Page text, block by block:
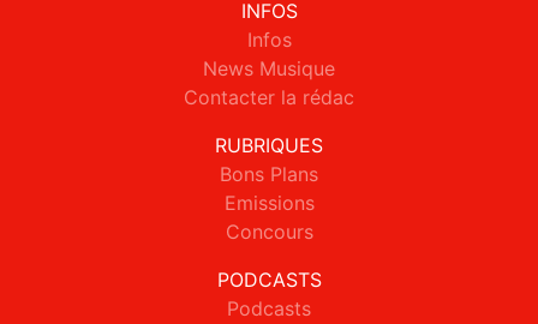
INFOS
Infos
News Musique
Contacter la rédac
RUBRIQUES
Bons Plans
Emissions
Concours
PODCASTS
Podcasts